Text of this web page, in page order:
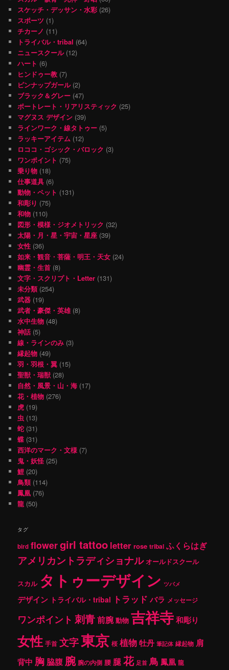
スケッチ・デッサン・水彩 (26)
スポーツ (1)
チカーノ (11)
トライバル・tribal (64)
ニュースクール(12)
ハート (6)
ヒンドゥー教 (7)
ピンナップガール(2)
ブラック＆グレー (47)
ポートレート・リアリスティック (25)
マグヌス デザイン (39)
ラインワーク・線タトゥー (5)
ラッキーアイテム (12)
ロココ・ゴシック・バロック (3)
ワンポイント (75)
乗り物 (18)
仕事道具 (6)
動物・ペット (131)
和彫り (75)
和物 (110)
図形・模様・ジオメトリック (32)
太陽・月・星・宇宙・星座 (39)
女性 (36)
如来・観音・菩薩・明王・天女 (24)
幽霊・生首 (8)
文字・スクリプト・Letter (131)
未分類(254)
武器 (19)
武者・豪傑・英雄(8)
水中生物 (48)
神話 (5)
線・ラインのみ (3)
縁起物 (49)
羽・羽根・翼 (15)
聖獣・瑞獣 (28)
自然・風景・山・海 (17)
花・植物 (276)
虎 (19)
虫 (13)
蛇 (31)
蝶 (31)
西洋のマーク・文様 (7)
鬼・妖怪 (25)
鯉 (20)
鳥類(114)
鳳凰 (76)
龍 (50)
タグ
bird flowergirl tattoo letter rose tribal ふくらはぎ
アメリカントラディショナル オールドスクール
スカル タトゥーデザイン ツバメ
デザイン トライバル・tribal トラッド バラ メッセージ
ワンポイント 刺青前腕 動物 吉祥寺和彫り
女性 手首 文字東京 桜 植物牡丹 筆記体 縁起物 肩
背中 胸 脇腹 腕 腕の内側 腰 腿花 足首 鳥 鳳凰 龍